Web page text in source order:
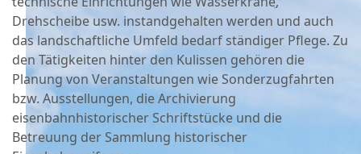
Drehscheibe usw. instandgehalten werden und auch
das landschaftliche Umfeld bedarf ständiger Pflege. Zu
den Tätigkeiten hinter den Kulissen gehören die
Planung von Veranstaltungen wie Sonderzugfahrten
bzw. Ausstellungen, die Archivierung
eisenbahnhistorischer Schriftstücke und die
Betreuung der Sammlung historischer